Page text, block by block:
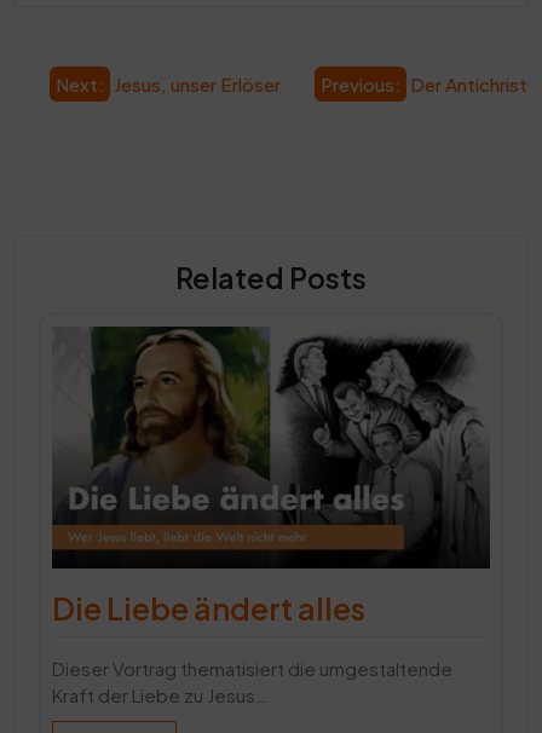
Beitragsnavigation Previous: Der Antichrist
Next: Jesus, unser Erlöser
Related Posts
Die Liebe ändert alles
Dieser Vortrag thematisiert die umgestaltende
Kraft der Liebe zu Jesus…